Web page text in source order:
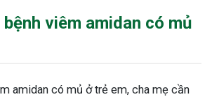
viêm amidan có mủ
amidan có mủ ở trẻ em, cha mẹ cần